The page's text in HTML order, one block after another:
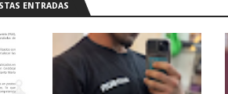
ENTRADAS